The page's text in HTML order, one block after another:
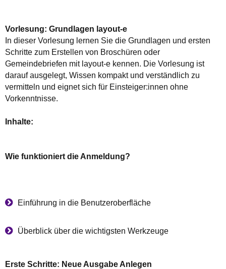
Vorlesung: Grundlagen layout-e
In dieser Vorlesung lernen Sie die Grundlagen und ersten
Schritte zum Erstellen von Broschüren oder
Gemeindebriefen mit layout-e kennen. Die Vorlesung ist
darauf ausgelegt, Wissen kompakt und verständlich zu
vermitteln und eignet sich für Einsteiger:innen ohne
Vorkenntnisse.
Inhalte:
Wie funktioniert die Anmeldung?
Einführung in die Benutzeroberfläche
Überblick über die wichtigsten Werkzeuge
Erste Schritte: Neue Ausgabe Anlegen